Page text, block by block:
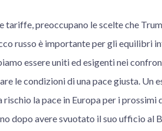
tariffe, preoccupano le scelte che
russo è importante per gli equilibri
essere uniti ed esigenti nei
le condizioni di una pace giusta. Un
la pace in Europa per i prossimi
dopo avere svuotato il suo ufficio al